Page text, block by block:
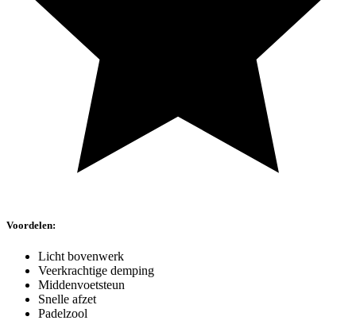
Voordelen:
Licht bovenwerk
Veerkrachtige demping
Middenvoetsteun
Snelle afzet
Padelzool